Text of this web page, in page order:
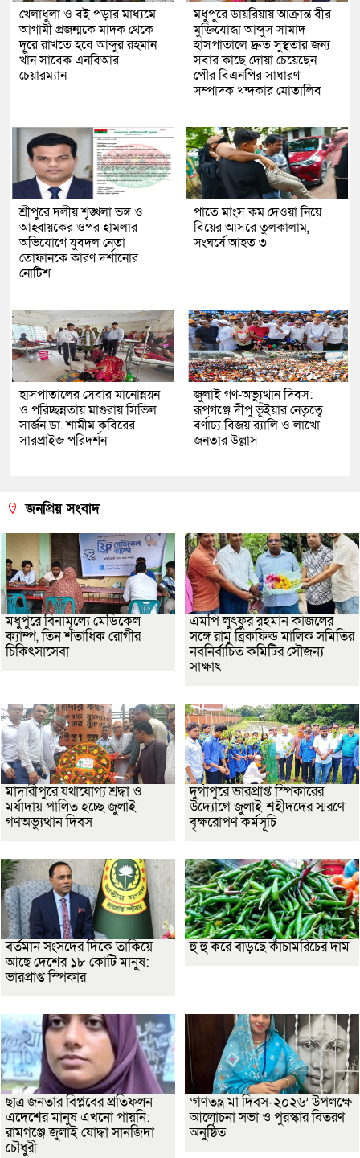
খেলাধুলা ও বই পড়ার মাধ্যমে
আগামী প্রজন্মকে মাদক থেকে
দূরে রাখতে হবে আব্দুর রহমান
খাঁন সাবেক এনবিআর
চেয়ারম্যান
মধুপুরে ডায়রিয়ায় আক্রান্ত বীর
মুক্তিযোদ্ধা আব্দুস সামাদ
হাসপাতালে দ্রুত সুস্থতার জন্য
সবার কাছে দোয়া চেয়েছেন
পৌর বিএনপির সাধারণ
সম্পাদক খন্দকার মোতালিব
শ্রীপুরে দলীয় শৃঙ্খলা ভঙ্গ ও
আহ্বায়কের ওপর হামলার
অভিযোগে যুবদল নেতা
তোফানকে কারণ দর্শানোর
নোটিশ
পাতে মাংস কম দেওয়া নিয়ে
বিয়ের আসরে তুলকালাম,
সংঘর্ষে আহত ৩
হাসপাতালের সেবার মানোন্নয়ন
ও পরিচ্ছন্নতায় মাগুরায় সিভিল
সার্জন ডা. শামীম কবিরের
সারপ্রাইজ পরিদর্শন
জুলাই গণ-অভ্যুত্থান দিবস:
রূপগঞ্জে দীপু ভূঁইয়ার নেতৃত্বে
বর্ণাঢ্য বিজয় র‌্যালি ও লাখো
জনতার উল্লাস
জনপ্রিয় সংবাদ
মধুপুরে বিনামূল্যে মেডিকেল
ক্যাম্প, তিন শতাধিক রোগীর
চিকিৎসাসেবা
এমপি লুৎফুর রহমান কাজলের
সঙ্গে রামু ব্রিকফিল্ড মালিক সমিতির
নবনির্বাচিত কমিটির সৌজন্য
সাক্ষাৎ
মাদারীপুরে যথাযোগ্য শ্রদ্ধা ও
মর্যাদায় পালিত হচ্ছে জুলাই
গণঅভ্যুত্থান দিবস
দুর্গাপুরে ভারপ্রাপ্ত স্পিকারের
উদ্যোগে জুলাই শহীদদের স্মরণে
বৃক্ষরোপণ কর্মসূচি
বর্তমান সংসদের দিকে তাকিয়ে
আছে দেশের ১৮ কোটি মানুষ:
ভারপ্রাপ্ত স্পিকার
হু হু করে বাড়ছে কাঁচামরিচের দাম
ছাত্র জনতার বিপ্লবের প্রতিফলন
এদেশের মানুষ এখনো পায়নি:
রামগঞ্জে জুলাই যোদ্ধা সানজিদা
চৌধুরী
‘গণতন্ত্র মা দিবস-২০২৬’ উপলক্ষে
আলোচনা সভা ও পুরস্কার বিতরণ
অনুষ্ঠিত